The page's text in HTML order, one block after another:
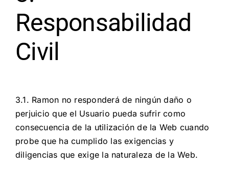
Responsabilidad
Civil
3.1. Ramon no responderá de ningún daño o
perjuicio que el Usuario pueda sufrir como
consecuencia de la utilización de la Web cuando
probe que ha cumplido las exigencias y
diligencias que exige la naturaleza de la Web.